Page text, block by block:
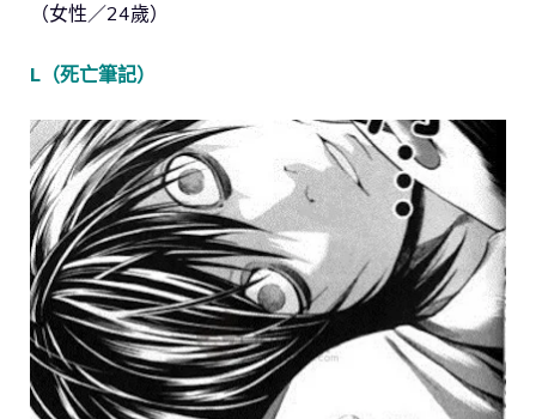
（女性／24歲）
L（死亡筆記）